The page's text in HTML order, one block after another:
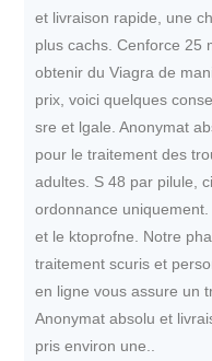
et livraison rapide, une
plus cachs. Cenforce 25
obtenir du Viagra de
prix, voici quelques
sre et lgale. Anonymat
pour le traitement des
adultes. S 48 par pilule,
ordonnance
et le ktoprofne. Notre
traitement scuris et
en ligne vous assure un
Anonymat absolu et
pris environ une..